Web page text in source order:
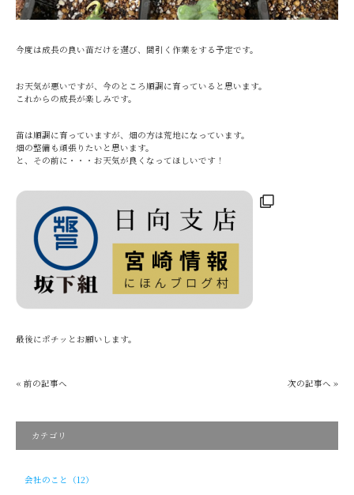
今度は成長の良い苗だけを選び、間引く作業をする予定です。
お天気が悪いですが、今のところ順調に育っていると思います。
これからの成長が楽しみです。
苗は順調に育っていますが、畑の方は荒地になっています。
畑の整備も頑張りたいと思います。
と、その前に・・・お天気が良くなってほしいです！
最後にポチッとお願いします。
« 前の記事へ 次の記事へ »
カテゴリ
会社のこと（12）